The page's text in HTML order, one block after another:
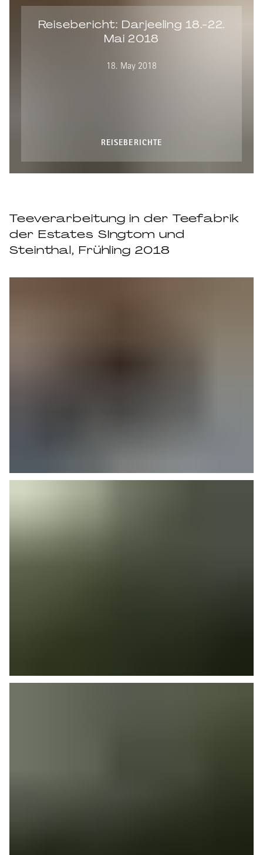
Reisebericht: Darjeeling 18.-22.
Mai 2018
18. May 2018
REISEBERICHTE
Teeverarbeitung in der Teefabrik
der Estates SIngtom und
Steinthal, Frühling 2018